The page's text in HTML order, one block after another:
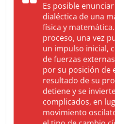
Es posible
dialéctica de una
física y
proceso, una vez
un impulso inicial,
de fuerzas
por su posición de
resultado de su
detiene y se
complicados, en
movimiento